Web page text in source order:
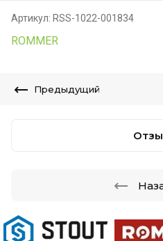
Артикул: RSS-1022-001834
ROMMER
Предыдущий